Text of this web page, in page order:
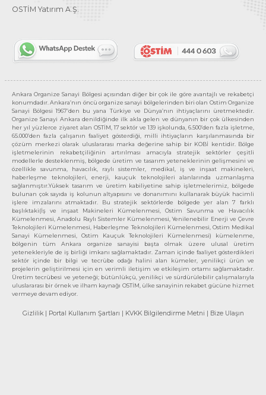
OSTİM Yatırım A.Ş.
Ankara Organize Sanayi Bölgesi açısından diğer bir çok ile göre avantajlı ve rekabetçi
konumdadır. Ankara’nın öncü organize sanayi bölgelerinden biri olan Ostim Organize
Sanayi Bölgesi 1967’den bu yana Türkiye ve Dünya’nın ihtiyaçlarını üretmektedir.
Organize Sanayi Ankara denildiğinde ilk akla gelen ve dünyanın bir çok ülkesinden
her yıl yüzlerce ziyaret alan OSTİM, 17 sektör ve 139 işkolunda, 6.500’den fazla işletme,
65.000’den fazla çalışanın faaliyet gösterdiği, milli ihtiyaçların karşılanmasında bir
çözüm merkezi olarak uluslararası marka değerine sahip bir KOBİ kentidir. Bölge
işletmelerinin rekabetçiliğinin artırılması amacıyla stratejik sektörler çeşitli
modellerle desteklenmiş, bölgede üretim ve tasarım yeteneklerinin gelişmesini ve
özellikle savunma, havacılık, raylı sistemler, medikal, iş ve inşaat makineleri,
haberleşme teknolojileri, enerji, kauçuk teknolojileri alanlarında uzmanlaşma
sağlanmıştır.Yüksek tasarım ve üretim kabiliyetine sahip işletmelerimiz, bölgede
bulunan çok sayıda iş kolunun altyapısını ve donanımını kullanarak büyük hacimli
işlere imzalarını atmaktadır. Bu stratejik sektörlerde bölgede yer alan 7 farklı
başlıktaki(İş ve inşaat Makineleri Kümelenmesi, Ostim Savunma ve Havacılık
Kümelenmesi, Anadolu Raylı Sistemler Kümelenmesi, Yenilenebilir Enerji ve Çevre
Teknolojileri Kümelenmesi, Haberleşme Teknolojileri Kümelenmesi, Ostim Medikal
Sanayi Kümelenmesi, Ostim Kauçuk Teknolojileri Kümelenmesi) kümelenme,
bölgenin tüm Ankara organize sanayisi başta olmak üzere ulusal üretim
yetenekleriyle de iş birliği imkanı sağlamaktadır. Zaman içinde faaliyet gösterdikleri
sektör içinde bir bilgi ve tecrübe odağı halini alan kümeler, yenilikçi ürün ve
projelerin geliştirilmesi için en verimli iletişim ve etkileşim ortamı sağlamaktadır.
Üretim tecrübesi ve yeteneği; bütünlükçü, yenilikçi ve sürdürülebilir çalışmalarıyla
uluslararası bir örnek ve ilham kaynağı OSTİM, ülke sanayinin rekabet gücüne hizmet
vermeye devam ediyor.
Gizlilik | Portal Kullanım Şartları | KVKK Bilgilendirme Metni | Bize Ulaşın